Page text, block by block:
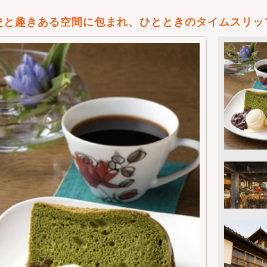
と趣きある空間に包まれ、ひとときのタイムスリッ